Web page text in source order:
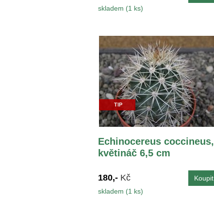
skladem (1 ks)
TIP
Echinocereus coccineus,
květináč 6,5 cm
180,- Kč
skladem (1 ks)